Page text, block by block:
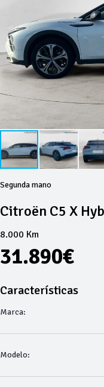
Segunda mano
Citroën C5 X
8.000 Km
31.890€
Características
Marca:
Modelo: